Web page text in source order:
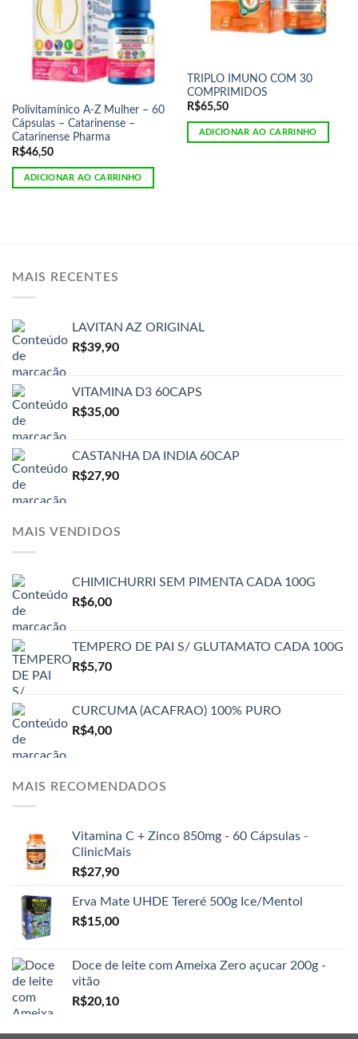
Polivitamínico A-Z Mulher – 60
Cápsulas – Catarinense –
Catarinense Pharma
R$46,50
ADICIONAR AO CARRINHO
TRIPLO IMUNO COM 30
COMPRIMIDOS
R$65,50
ADICIONAR AO CARRINHO
MAIS RECENTES
LAVITAN AZ ORIGINAL
R$39,90
VITAMINA D3 60CAPS
R$35,00
CASTANHA DA INDIA 60CAP
R$27,90
MAIS VENDIDOS
CHIMICHURRI SEM PIMENTA CADA 100G
R$6,00
TEMPERO DE PAI S/ GLUTAMATO CADA 100G
R$5,70
CURCUMA (ACAFRAO) 100% PURO
R$4,00
MAIS RECOMENDADOS
Vitamina C + Zinco 850mg - 60 Cápsulas -
ClinicMais
R$27,90
Erva Mate UHDE Tereré 500g Ice/Mentol
R$15,00
Doce de leite com Ameixa Zero açucar 200g -
vitão
R$20,10